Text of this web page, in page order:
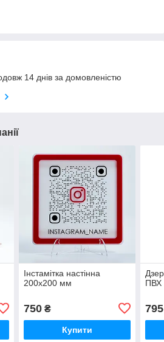
14 днів за домовленістю
Інстамітка настінна
200х200 мм
750₴
Купити
ПВХ
795